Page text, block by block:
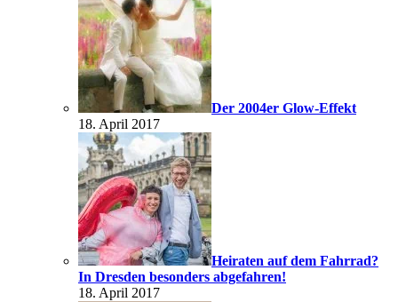
Der 2004er Glow-Effekt
18. April 2017
Heiraten auf dem Fahrrad?
In Dresden besonders abgefahren!
18. April 2017